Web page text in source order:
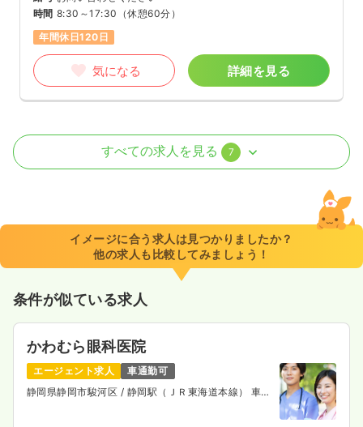
時間 8:30～17:30 （休憩60分）
年間休日120日
気になる 詳細を見る
病棟
8:30～17:30（休憩60分）
年間休日120日
月給32万円以上可
気になる
日勤のみ（パート）
給与 時給1,820円
すべての求人を見る 7
イメージに合う求人は見つかりましたか？
他の求人も比較してみましょう！
条件が似ている求人
かわむら眼科医院
エージェント求人
車通勤可
静岡県静岡市駿河区 / 静岡駅（ＪＲ東海道本線） 車